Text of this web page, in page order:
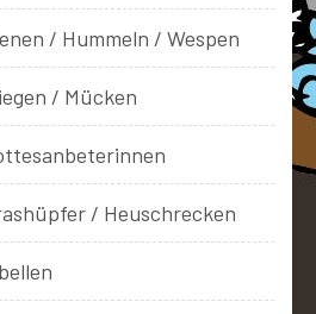
/ Hummeln / Wespen
/ Mücken
/ Heuschrecken